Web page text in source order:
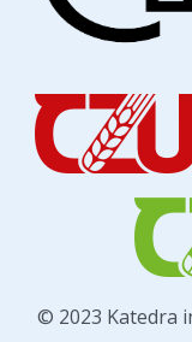
© 2023 Katedra